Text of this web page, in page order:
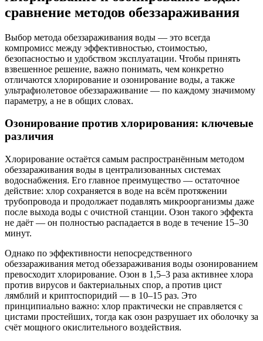
сравнение методов обеззараживания
Выбор метода обеззараживания воды — это всегда
компромисс между эффективностью, стоимостью,
безопасностью и удобством эксплуатации. Чтобы принять
взвешенное решение, важно понимать, чем конкретно
отличаются хлорирование и озонирование воды, а также
ультрафиолетовое обеззараживание — по каждому значимому
параметру, а не в общих словах.
Озонирование против хлорирования: ключевые
различия
Хлорирование остаётся самым распространённым методом
обеззараживания воды в централизованных системах
водоснабжения. Его главное преимущество — остаточное
действие: хлор сохраняется в воде на всём протяжении
трубопровода и продолжает подавлять микроорганизмы даже
после выхода воды с очистной станции. Озон такого эффекта
не даёт — он полностью распадается в воде в течение 15–30
минут.
Однако по эффективности непосредственного
обеззараживания метод обеззараживания воды озонированием
превосходит хлорирование. Озон в 1,5–3 раза активнее хлора
против вирусов и бактериальных спор, а против цист
лямблий и криптоспоридий — в 10–15 раз. Это
принципиально важно: хлор практически не справляется с
цистами простейших, тогда как озон разрушает их оболочку за
счёт мощного окислительного воздействия.